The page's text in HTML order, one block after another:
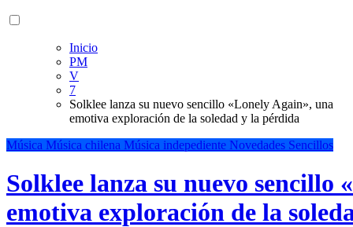
Inicio
PM
V
7
Solklee lanza su nuevo sencillo «Lonely Again», una
emotiva exploración de la soledad y la pérdida
Música Música chilena Música indepediente Novedades Sencillos
Solklee lanza su nuevo sencillo
emotiva exploración de la